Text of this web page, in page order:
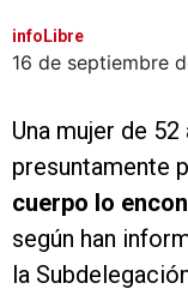
infoLibre
16 de septiembre
Una mujer de
presuntamente
cuerpo lo
según han
la